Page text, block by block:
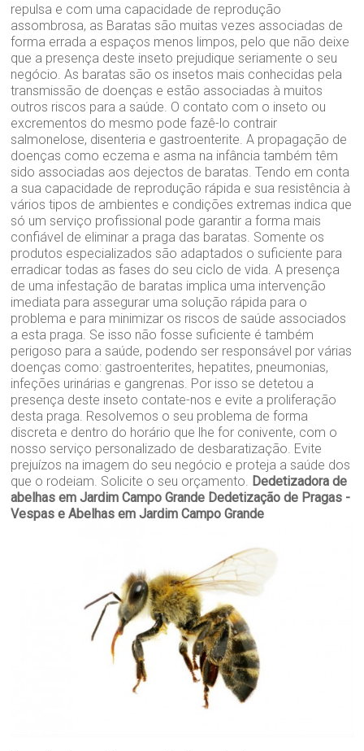
repulsa e com uma capacidade de reprodução
assombrosa, as Baratas são muitas vezes associadas de
forma errada a espaços menos limpos, pelo que não deixe
que a presença deste inseto prejudique seriamente o seu
negócio. As baratas são os insetos mais conhecidas pela
transmissão de doenças e estão associadas à muitos
outros riscos para a saúde. O contato com o inseto ou
excrementos do mesmo pode fazê-lo contrair
salmonelose, disenteria e gastroenterite. A propagação de
doenças como eczema e asma na infância também têm
sido associadas aos dejectos de baratas. Tendo em conta
a sua capacidade de reprodução rápida e sua resistência à
vários tipos de ambientes e condições extremas indica que
só um serviço profissional pode garantir a forma mais
confiável de eliminar a praga das baratas. Somente os
produtos especializados são adaptados o suficiente para
erradicar todas as fases do seu ciclo de vida. A presença
de uma infestação de baratas implica uma intervenção
imediata para assegurar uma solução rápida para o
problema e para minimizar os riscos de saúde associados
a esta praga. Se isso não fosse suficiente é também
perigoso para a saúde, podendo ser responsável por várias
doenças como: gastroenterites, hepatites, pneumonias,
infeções urinárias e gangrenas. Por isso se detetou a
presença deste inseto contate-nos e evite a proliferação
desta praga. Resolvemos o seu problema de forma
discreta e dentro do horário que lhe for conivente, com o
nosso serviço personalizado de desbaratização. Evite
prejuízos na imagem do seu negócio e proteja a saúde dos
que o rodeiam. Solicite o seu orçamento.
Dedetizadora de
abelhas em Jardim Campo Grande Dedetização de Pragas -
Vespas e Abelhas em Jardim Campo Grande